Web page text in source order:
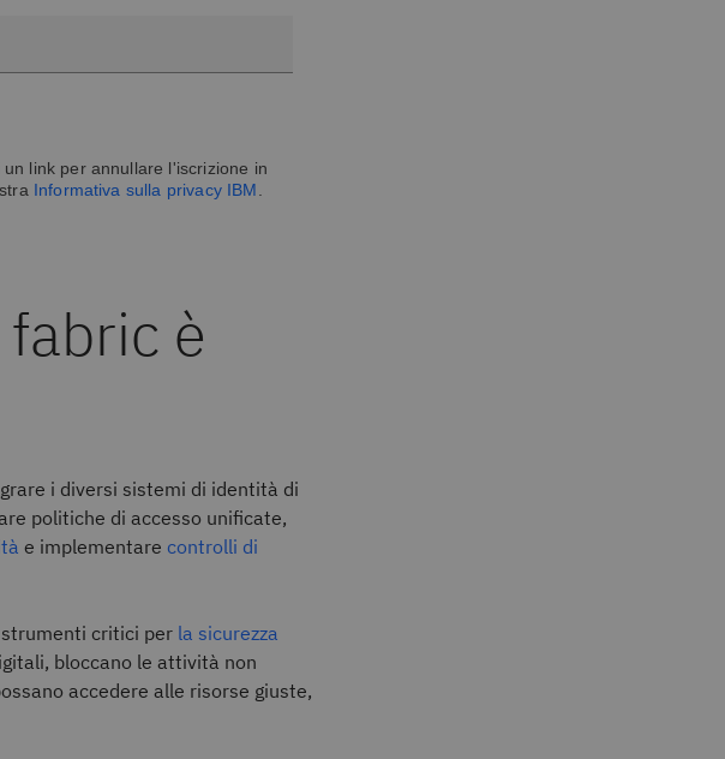
link per annullare l'iscrizione in
Informativa sulla privacy IBM
è
i diversi sistemi di identità di
politiche di accesso unificate,
e implementare controlli di
critici per la sicurezza
bloccano le attività non
accedere alle risorse giuste,